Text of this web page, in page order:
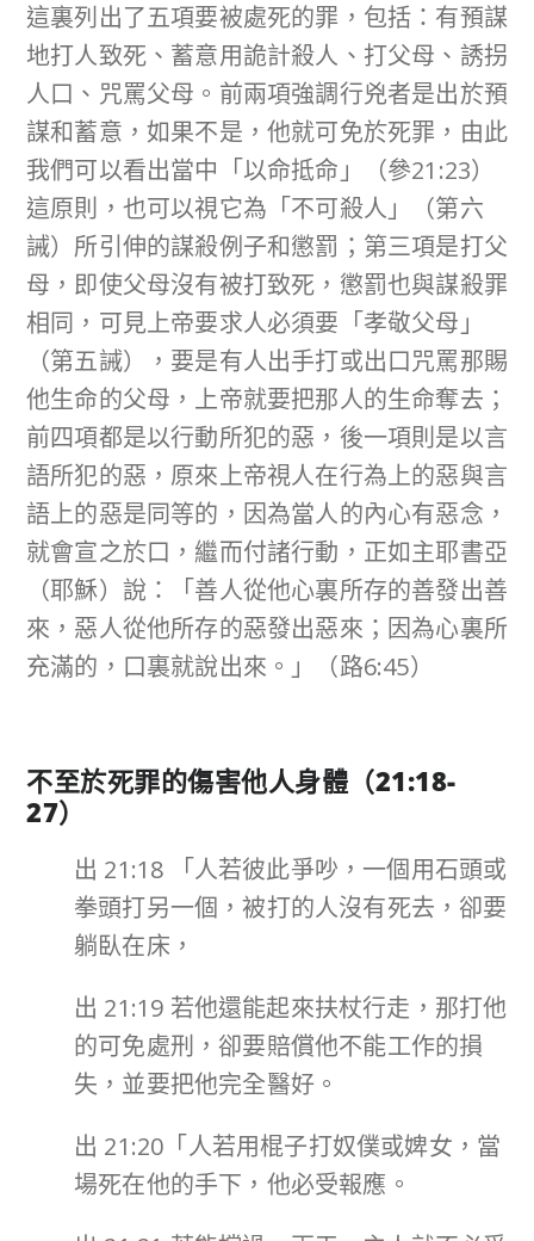
這裏列出了五項要被處死的罪，包括：有預謀
地打人致死、蓄意用詭計殺人、打父母、誘拐
人口、咒罵父母。前兩項強調行兇者是出於預
謀和蓄意，如果不是，他就可免於死罪，由此
我們可以看出當中「以命抵命」（參21:23）
這原則，也可以視它為「不可殺人」（第六
誡）所引伸的謀殺例子和懲罰；第三項是打父
母，即使父母沒有被打致死，懲罰也與謀殺罪
相同，可見上帝要求人必須要「孝敬父母」
（第五誡），要是有人出手打或出口咒罵那賜
他生命的父母，上帝就要把那人的生命奪去；
前四項都是以行動所犯的惡，後一項則是以言
語所犯的惡，原來上帝視人在行為上的惡與言
語上的惡是同等的，因為當人的內心有惡念，
就會宣之於口，繼而付諸行動，正如主耶書亞
（耶穌）說：「善人從他心裏所存的善發出善
來，惡人從他所存的惡發出惡來；因為心裏所
充滿的，口裏就說出來。」（路6:45）
不至於死罪的傷害他人身體（21:18-
27）
出 21:18 「人若彼此爭吵，一個用石頭或
拳頭打另一個，被打的人沒有死去，卻要
躺臥在床，
出 21:19 若他還能起來扶杖行走，那打他
的可免處刑，卻要賠償他不能工作的損
失，並要把他完全醫好。
出 21:20「人若用棍子打奴僕或婢女，當
場死在他的手下，他必受報應。